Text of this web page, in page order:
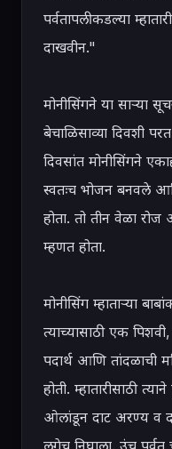
पर्वतापलीकडल्या
दाखवीन."
मोनीसिंगने या साऱ्या
बेचाळिसाव्या दिवशी
दिवसांत मोनीसिंगने
स्वतःच भोजन बनवले
होता. तो तीन वेळा रोज
म्हणत होता.
मोनीसिंग म्हाताऱ्या
त्याच्यासाठी एक
पदार्थ आणि तांदळाची
होती. म्हातारीसाठी
ओलांडून दाट अरण्य व
लगेच निघाला. उंच पर्वत